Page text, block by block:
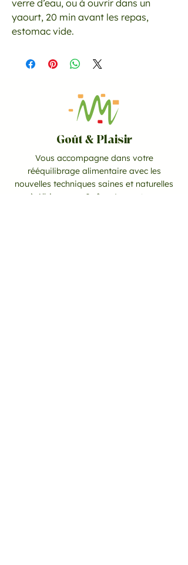
verre d’eau, ou à ouvrir dans un
yaourt, 20 min avant les repas,
estomac vide.
Goût & Plaisir
Vous accompagne dans votre
rééquilibrage alimentaire avec les
nouvelles techniques saines et naturelles
à Albigny-sur-Saône, Lyon et ses